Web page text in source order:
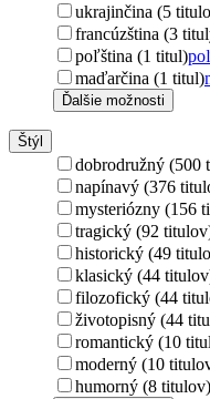
ukrajinčina (5
francúzština (3
poľština (1 titul)
maďarčina (1 titul)
Ďalšie možnosti
Štýl
dobrodružný (500
napínavý (376
mysteriózny (156
tragický (92
historický (49
klasický (44
filozofický (44
životopisný (44
romantický (10
moderný (10
humorný (8 titulov)